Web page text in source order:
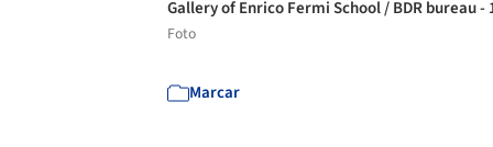
Gallery of Enrico Fermi School / BDR bureau -
Foto
Marcar